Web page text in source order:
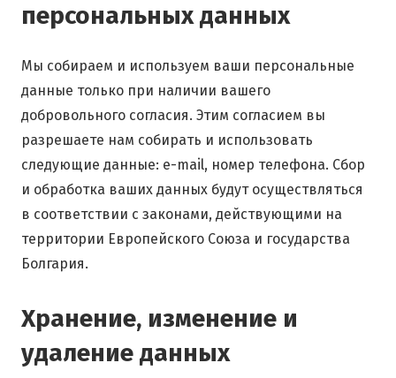
персональных данных
Мы собираем и используем ваши персональные
данные только при наличии вашего
добровольного согласия. Этим согласием вы
разрешаете нам собирать и использовать
следующие данные: e-mail, номер телефона. Сбор
и обработка ваших данных будут осуществляться
в соответствии с законами, действующими на
территории Европейского Союза и государства
Болгария.
Хранение, изменение и
удаление данных